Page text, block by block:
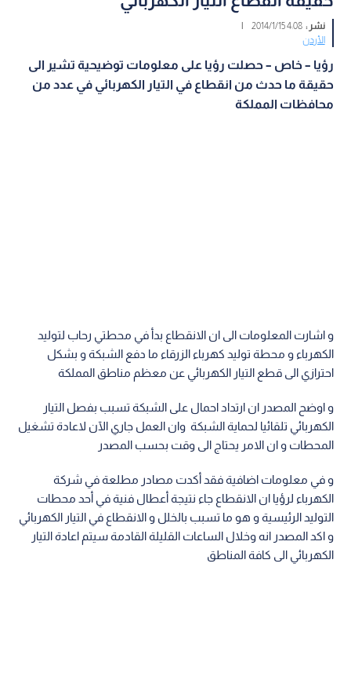
نشر :4:08 2014/1/15
|
الأردن
رؤيا – خاص – حصلت رؤيا على معلومات توضيحية تشير الى
حقيقة ما حدث من انقطاع في التيار الكهربائي في عدد من
محافظات المملكة
و اشارت المعلومات الى ان الانقطاع بدأ في محطتي رحاب لتوليد
الكهرباء و محطة توليد كهرباء الزرقاء ما دفع الشبكة و بشكل
احترازي الى قطع التيار الكهربائي عن معظم مناطق المملكة
و اوضح المصدر ان ارتداد احمال على الشبكة تسبب بفصل التيار
الكهربائي تلقائيا لحماية الشبكة وان العمل جاري الآن لاعادة تشغيل
المحطات و ان الامر يحتاج الى وقت بحسب المصدر
و في معلومات اضافية فقد أكدت مصادر مطلعة في شركة
الكهرباء لرؤيا ان الانقطاع جاء نتيجة أعطال فنية في أحد محطات
التوليد الرئيسية و هو ما تسبب بالخلل و الانقطاع في التيار الكهربائي
و اكد المصدر انه وخلال الساعات القليلة القادمة سيتم اعادة التيار
الكهربائي الى كافة المناطق